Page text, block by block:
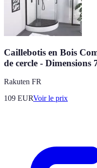
Caillebotis en Bois
de cercle - Dimensions
Rakuten FR
109 EURVoir le prix